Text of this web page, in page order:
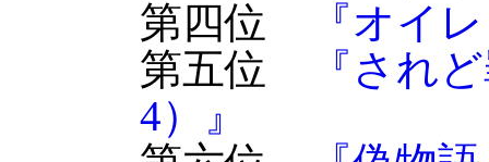
第四位
『オイ
第五位
『され
4）』